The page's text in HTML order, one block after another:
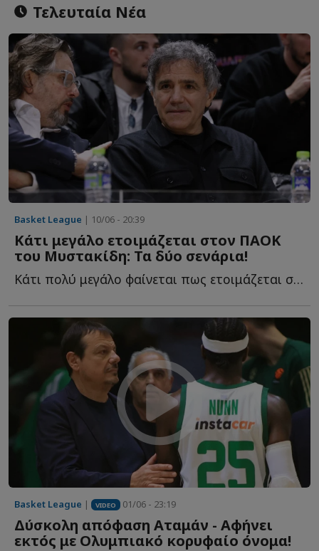
Τελευταία Νέα
Basket League | 10/06 - 20:39
Κάτι μεγάλο ετοιμάζεται στον ΠΑΟΚ
του Μυστακίδη: Τα δύο σενάρια!
Κάτι πολύ μεγάλο φαίνεται πως ετοιμάζεται στον ΠΑΟΚ τ...
Basket League | VIDEO 01/06 - 23:19
Δύσκολη απόφαση Αταμάν - Αφήνει
εκτός με Ολυμπιακό κορυφαίο όνομα!